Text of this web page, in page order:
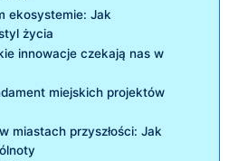
ekosystemie: Jak
życia
innowacje czekają nas w
miejskich projektów
miastach przyszłości: Jak